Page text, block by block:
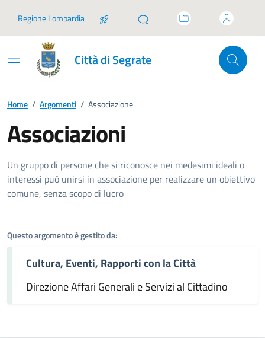
Regione Lombardia
Città di Segrate
Home / Argomenti / Associazione
Associazioni
Dettagli dell'argomento
Un gruppo di persone che si riconosce nei medesimi ideali o
interessi può unirsi in associazione per realizzare un obiettivo
comune, senza scopo di lucro
Questo argomento è gestito da:
Cultura, Eventi, Rapporti con la Città
Direzione Affari Generali e Servizi al Cittadino